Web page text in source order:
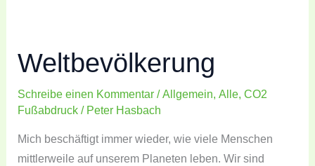
Weltbevölkerung
Schreibe einen Kommentar /Allgemein, Alle, CO2
Fußabdruck/ Peter Hasbach
Mich beschäftigt immer wieder, wie viele Menschen
mittlerweile auf unserem Planeten leben. Wir sind